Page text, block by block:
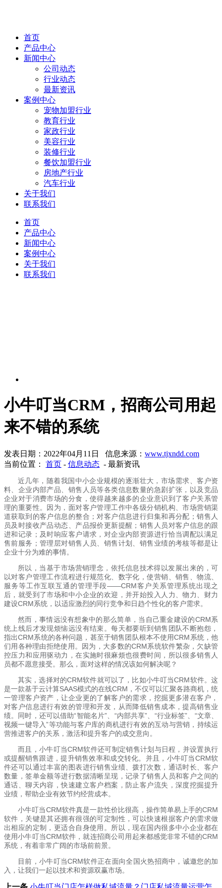
首页
产品中心
新闻中心
公司动态
行业动态
最新资讯
案例中心
宠物加盟行业
教育行业
家政行业
美容行业
装修行业
餐饮加盟行业
房地产行业
汽车行业
关于我们
联系我们
首页
产品中心
新闻中心
案例中心
关于我们
联系我们
小牛叮当CRM，招商公司用起
来不错的系统
发表日期：2022年04月11日 信息来源： www.tjxndd.com
当前位置： 首页 - 信息动态 - 最新资讯
近几年，随着我国中小企业规模的逐渐壮大，市场需求、客户资
料、企业内部产品、销售人员等各类信息数量的急剧扩张，以及竞品
企业对于消费市场的分食，使得越来越多的企业意识到了客户关系管
理的重要性。因为，面对客户管理工作中各级分销机构、市场营销渠
道获取到的客户信息的整合；对客户信息进行归集和再分配；销售人
员及时接收产品动态、产品报价更新提醒；销售人员对客户信息的跟
进和记录；及时响应客户请求，对企业内部资源进行恰当调配以满足
售前服务；管理层对销售人员、销售计划、销售业绩的考核等都是让
企业十分为难的事情。
所以，当基于市场营销理念，依托信息技术得以发展出来的，可
以对客户管理工作流程进行规范化、数字化，使营销、销售、物流、
服务等工作互联互通的管理手段——CRM客户关系管理系统出现之
后，就受到了市场和中小企业的欢迎，并开始投入人力、物力、财力
建设CRM系统，以适应激烈的同行竞争和日趋个性化的客户需求。
然而，事情远没有想象中的那么简单，当自己重金建设的CRM系
统上线后才发现烦恼远没有结束。每天都要听到销售团队不断抱怨，
指出CRM系统的各种问题，甚至于销售团队根本不使用CRM系统，他
们用各种理由拒绝使用。因为，大多数的CRM系统软件繁杂，欠缺管
控压力和应用驱动力，在实施时很麻烦也很费时间，所以很多销售人
员都不愿意接受。那么，面对这样的情况该如何解决呢？
其实，选择对的CRM软件就可以了，比如小牛叮当CRM软件。这
是一款基于云计算SAAS模式的在线CRM ，不仅可以汇聚各路商机，统
一管理客户资产，让企业更的了解客户的需求，挖掘更多潜在客户，
对客户信息进行有效的管理和开发，从而降低销售成本，提高销售业
绩。同时，还可以借助“智能名片”、“内部共享”、“行业标签”、“文章、
视频一键导入”等功能与客户库的商机进行有效的互动与营销，持续运
营推进客户的关系，激活和提升客户的成交意向。
而且， 小牛叮当CRM软件还可制定销售计划与日程，并设置执行
或提醒销售跟进，提升销售效率和成交转化。并且， 小牛叮当CRM软
件还可以通过丰富的图表进行销售业绩、拨打次数，通话时长、客户
数量，签单金额等进行数据清晰呈现，记录了销售人员和客户之间的
通话、聊天内容，快速建立客户档案，防止客户流失，深度挖掘提升
业绩，帮助企业有效节约经营成本。
小牛叮当CRM软件真是一款性价比很高，操作简单易上手的CRM
软件，关键是其还拥有很强的可定制性，可以快速根据客户的需求做
出相应的定制，更适合自身使用。所以，现在国内很多中小企业都在
使用小牛叮当CRM软件，就连招商公司用起来都感觉非常不错的CRM
系统，有着非常广阔的市场前前景。
目前， 小牛叮当CRM软件正在面向全国火热招商中，诚邀您的加
入，让我们一起以技术和资源双赢市场。